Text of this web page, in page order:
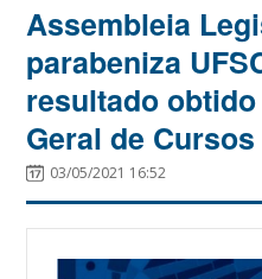
Assembleia
parabeniza
resultado
Geral de Cursos
03/05/2021 16:52